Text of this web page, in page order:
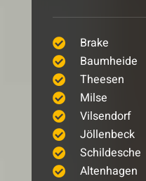
Brake
Baumheide
Theesen
Milse
Vilsendorf
Jöllenbeck
Schildesche
Altenhagen